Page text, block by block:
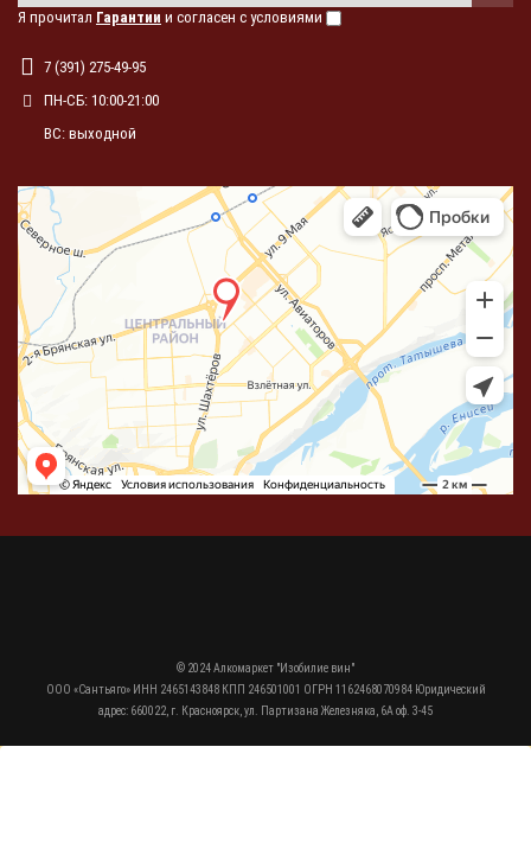
Я прочитал Гарантии и согласен с условиями
7 (391) 275-49-95
ПН-СБ: 10:00-21:00
ВС: выходной
© 2024 Алкомаркет "Изобилие вин"
ООО «Сантьяго» ИНН 2465143848 КПП 246501001 ОГРН 1162468070984 Юридический
адрес: 660022, г. Красноярск, ул. Партизана Железняка, 6А оф. 3-45